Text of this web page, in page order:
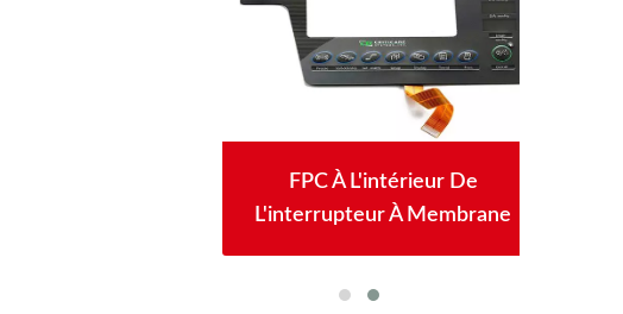
FPC À L'intérieur De
L'interrupteur À Membrane